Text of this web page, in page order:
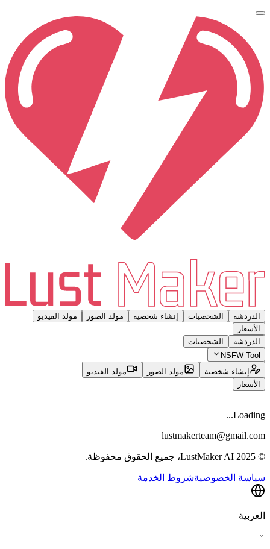
الدردشة الشخصيات إنشاء شخصية مولد الصور
مولد الفيديو
الأسعار
الدردشة
الشخصيات
NSFW Tool
إنشاء شخصية
مولد الصور
مولد الفيديو
الأسعار
Loading...
lustmakerteam@gmail.com
© 2025 LustMaker AI، جميع الحقوق محفوظة.
سياسة الخصوصيةشروط الخدمة
العربية